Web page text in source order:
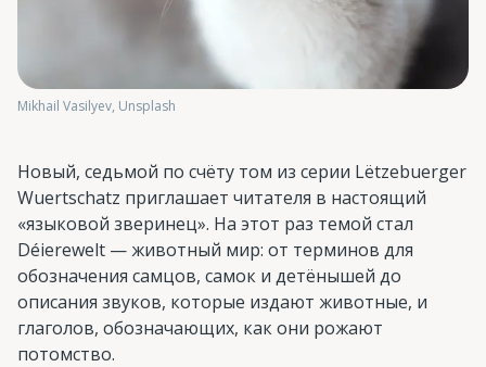
Mikhail Vasilyev, Unsplash
Новый, седьмой по счёту том из серии Lëtzebuerger
Wuertschatz приглашает читателя в настоящий
«языковой зверинец». На этот раз темой стал
Déierewelt — животный мир: от терминов для
обозначения самцов, самок и детёнышей до
описания звуков, которые издают животные, и
глаголов, обозначающих, как они рожают
потомство.